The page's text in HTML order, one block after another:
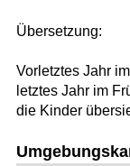
Übersetzung:
Vorletztes Jahr
letztes Jahr im
die Kinder